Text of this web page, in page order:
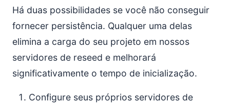
Há duas possibilidades se você não conseguir
fornecer persistência. Qualquer uma delas
elimina a carga do seu projeto em nossos
servidores de reseed e melhorará
significativamente o tempo de inicialização.
Configure seus próprios servidores de